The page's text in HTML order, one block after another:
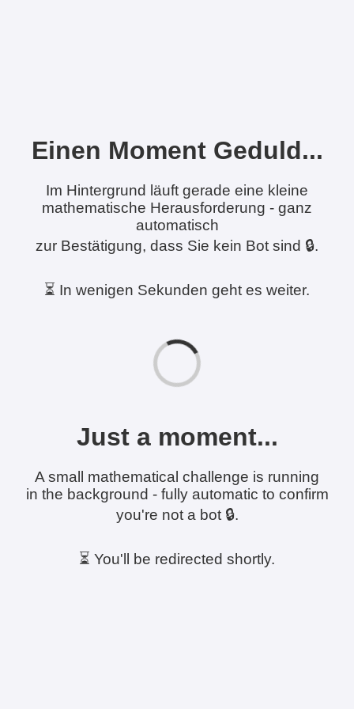
Einen Moment Geduld...
Im Hintergrund läuft gerade eine kleine
mathematische Herausforderung - ganz
automatisch
zur Bestätigung, dass Sie kein Bot sind 🔒.
⏳ In wenigen Sekunden geht es weiter.
Just a moment...
A small mathematical challenge is running
in the background - fully automatic to confirm
you're not a bot 🔒.
⏳ You'll be redirected shortly.